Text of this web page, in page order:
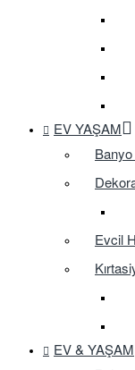
EV YAŞAM
Evcil
EV & YAŞAM